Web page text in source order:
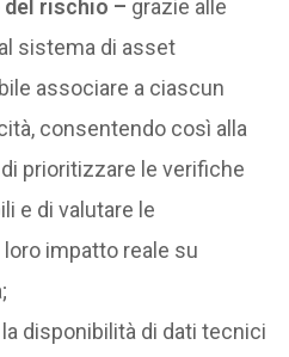
rischio – grazie alle
sistema di asset
associare a ciascun
consentendo così alla
prioritizzare le verifiche
e di valutare le
impatto reale su
la disponibilità di dati tecnici